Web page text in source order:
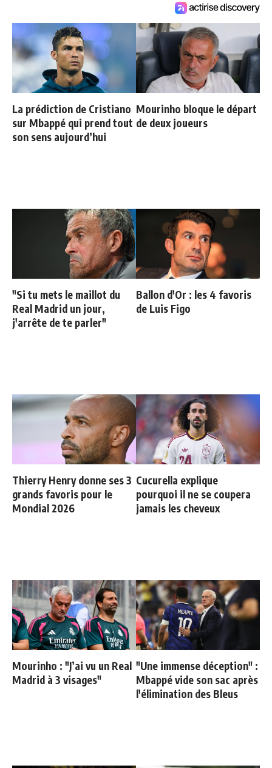
La prédiction de Cristiano
sur Mbappé qui prend tout
son sens aujourd’hui
Mourinho bloque le départ
de deux joueurs
"Si tu mets le maillot du
Real Madrid un jour,
j'arrête de te parler"
Ballon d'Or : les 4 favoris
de Luis Figo
Thierry Henry donne ses 3
grands favoris pour le
Mondial 2026
Cucurella explique
pourquoi il ne se coupera
jamais les cheveux
Mourinho : "J’ai vu un Real
Madrid à 3 visages"
"Une immense déception" :
Mbappé vide son sac après
l'élimination des Bleus